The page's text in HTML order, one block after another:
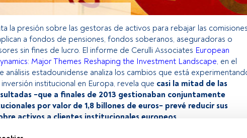
la presión sobre las gestoras de activos para rebajar las
a fondos de pensiones, fondos soberanos, aseguradoras o
sin fines de lucro. El informe de Cerulli Associates European
Major Themes Reshaping the Investment Landscape, en el
análisis estadounidense analiza los cambios que está
institucional en Europa, revela que casi la mitad de las
−que a finales de 2013 gestionaban conjuntamente
por valor de 1,8 billones de euros− prevé reducir sus
activos a clientes institucionales europeos